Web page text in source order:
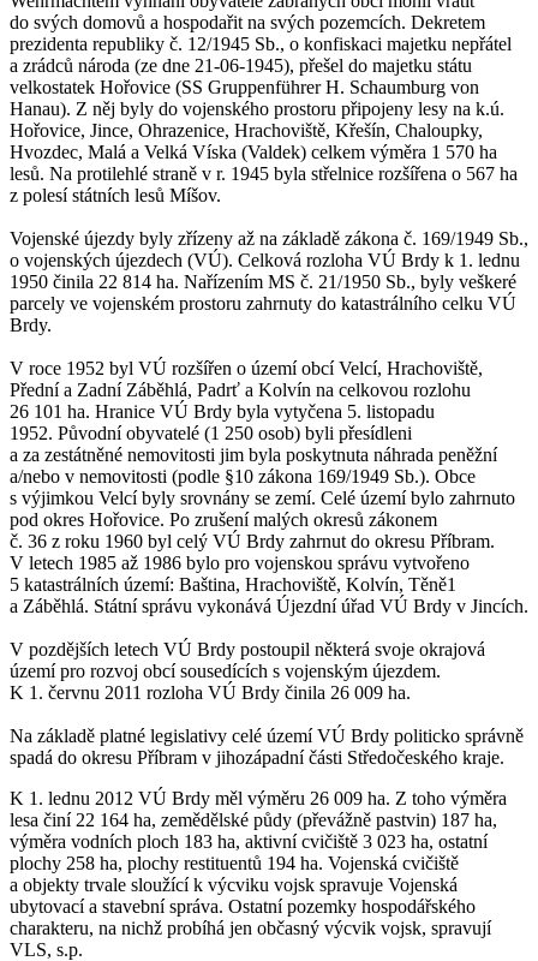
do svých domovů a hospodařit na svých pozemcích. Dekretem
prezidenta republiky č. 12/1945 Sb., o konfiskaci majetku nepřátel
a zrádců národa (ze dne 21-06-1945), přešel do majetku státu
velkostatek Hořovice (SS Gruppenführer H. Schaumburg von
Hanau). Z něj byly do vojenského prostoru připojeny lesy na k.ú.
Hořovice, Jince, Ohrazenice, Hrachoviště, Křešín, Chaloupky,
Hvozdec, Malá a Velká Víska (Valdek) celkem výměra 1 570 ha
lesů. Na protilehlé straně v r. 1945 byla střelnice rozšířena o 567 ha
z polesí státních lesů Míšov.
Vojenské újezdy byly zřízeny až na základě zákona č. 169/1949 Sb.,
o vojenských újezdech (VÚ). Celková rozloha VÚ Brdy k 1. lednu
1950 činila 22 814 ha. Nařízením MS č. 21/1950 Sb., byly veškeré
parcely ve vojenském prostoru zahrnuty do katastrálního celku VÚ
Brdy.
V roce 1952 byl VÚ rozšířen o území obcí Velcí, Hrachoviště,
Přední a Zadní Záběhlá, Padrť a Kolvín na celkovou rozlohu
26 101 ha. Hranice VÚ Brdy byla vytyčena 5. listopadu
1952. Původní obyvatelé (1 250 osob) byli přesídleni
a za zestátněné nemovitosti jim byla poskytnuta náhrada peněžní
a/nebo v nemovitosti (podle §10 zákona 169/1949 Sb.). Obce
s výjimkou Velcí byly srovnány se zemí. Celé území bylo zahrnuto
pod okres Hořovice. Po zrušení malých okresů zákonem
č. 36 z roku 1960 byl celý VÚ Brdy zahrnut do okresu Příbram.
V letech 1985 až 1986 bylo pro vojenskou správu vytvořeno
5 katastrálních území: Baština, Hrachoviště, Kolvín, Těně1
a Záběhlá. Státní správu vykonává Újezdní úřad VÚ Brdy v Jincích.
V pozdějších letech VÚ Brdy postoupil některá svoje okrajová
území pro rozvoj obcí sousedících s vojenským újezdem.
K 1. červnu 2011 rozloha VÚ Brdy činila 26 009 ha.
Na základě platné legislativy celé území VÚ Brdy politicko správně
spadá do okresu Příbram v jihozápadní části Středočeského kraje.
K 1. lednu 2012 VÚ Brdy měl výměru 26 009 ha. Z toho výměra
lesa činí 22 164 ha, zemědělské půdy (převážně pastvin) 187 ha,
výměra vodních ploch 183 ha, aktivní cvičiště 3 023 ha, ostatní
plochy 258 ha, plochy restituentů 194 ha. Vojenská cvičiště
a objekty trvale sloužící k výcviku vojsk spravuje Vojenská
ubytovací a stavební správa. Ostatní pozemky hospodářského
charakteru, na nichž probíhá jen občasný výcvik vojsk, spravují
VLS, s.p.